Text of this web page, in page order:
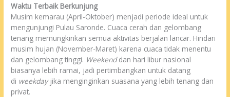
Waktu Terbaik Berkunjung
Musim kemarau (April-Oktober) menjadi periode ideal untuk
mengunjungi Pulau Saronde. Cuaca cerah dan gelombang
tenang memungkinkan semua aktivitas berjalan lancar. Hindari
musim hujan (November-Maret) karena cuaca tidak menentu
dan gelombang tinggi. Weekenddan hari libur nasional
biasanya lebih ramai, jadi pertimbangkan untuk datang
di weekdayjika menginginkan suasana yang lebih tenang dan
privat.